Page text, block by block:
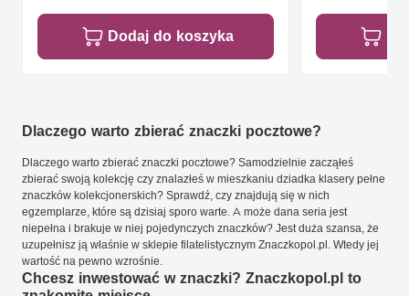
Dodaj do koszyka
Dlaczego warto zbierać znaczki pocztowe?
Dlaczego warto zbierać znaczki pocztowe? Samodzielnie zacząłeś
zbierać swoją kolekcję czy znalazłeś w mieszkaniu dziadka klasery pełne
znaczków kolekcjonerskich? Sprawdź, czy znajdują się w nich
egzemplarze, które są dzisiaj sporo warte. A może dana seria jest
niepełna i brakuje w niej pojedynczych znaczków? Jest duża szansa, że
uzupełnisz ją właśnie w sklepie filatelistycznym Znaczkopol.pl. Wtedy jej
wartość na pewno wzrośnie.
Chcesz inwestować w znaczki? Znaczkopol.pl to